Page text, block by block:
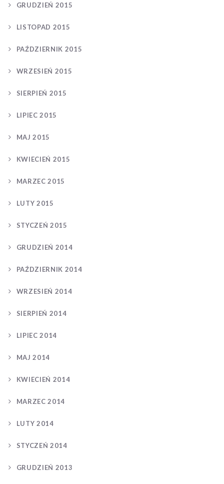
GRUDZIEŃ 2015
LISTOPAD 2015
PAŹDZIERNIK 2015
WRZESIEŃ 2015
SIERPIEŃ 2015
LIPIEC 2015
MAJ 2015
KWIECIEŃ 2015
MARZEC 2015
LUTY 2015
STYCZEŃ 2015
GRUDZIEŃ 2014
PAŹDZIERNIK 2014
WRZESIEŃ 2014
SIERPIEŃ 2014
LIPIEC 2014
MAJ 2014
KWIECIEŃ 2014
MARZEC 2014
LUTY 2014
STYCZEŃ 2014
GRUDZIEŃ 2013